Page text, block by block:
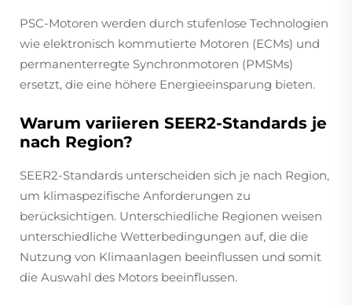
PSC-Motoren werden durch stufenlose Technologien
wie elektronisch kommutierte Motoren (ECMs) und
permanenterregte Synchronmotoren (PMSMs)
ersetzt, die eine höhere Energieeinsparung bieten.
Warum variieren SEER2-Standards je
nach Region?
SEER2-Standards unterscheiden sich je nach Region,
um klimaspezifische Anforderungen zu
berücksichtigen. Unterschiedliche Regionen weisen
unterschiedliche Wetterbedingungen auf, die die
Nutzung von Klimaanlagen beeinflussen und somit
die Auswahl des Motors beeinflussen.